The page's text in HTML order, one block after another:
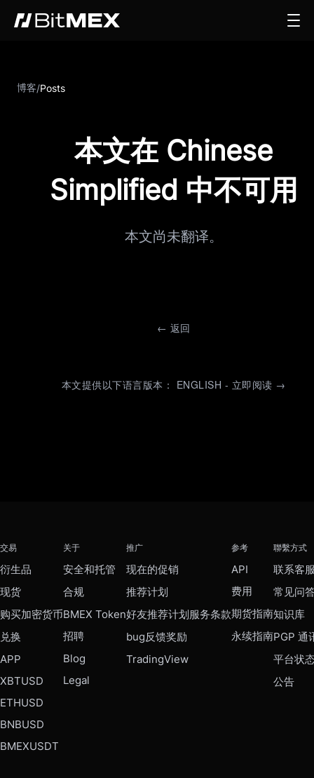
博客/Posts
本文在 Chinese
Simplified 中不可用
本文尚未翻译。
← 返回
本文提供以下语言版本： ENGLISH - 立即阅读 →
交易
衍生品
现货
购买加密货币
兑换
APP
XBTUSD
ETHUSD
BNBUSD
BMEXUSDT
关于
安全和托管
合规
BMEX Token
招聘
Blog
Legal
推广
现在的促销
推荐计划
好友推荐计划服务条款
bug反馈奖励
TradingView
参考
API
费用
期货指南
永续指南
聯繫方式
联系客
常见问
知识库
PGP 通
平台状
公告